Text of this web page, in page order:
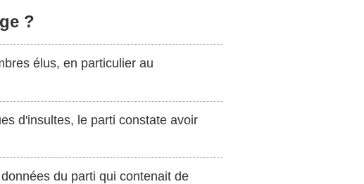
?
élus, en particulier au
d'insultes, le parti constate avoir
du parti qui contenait de